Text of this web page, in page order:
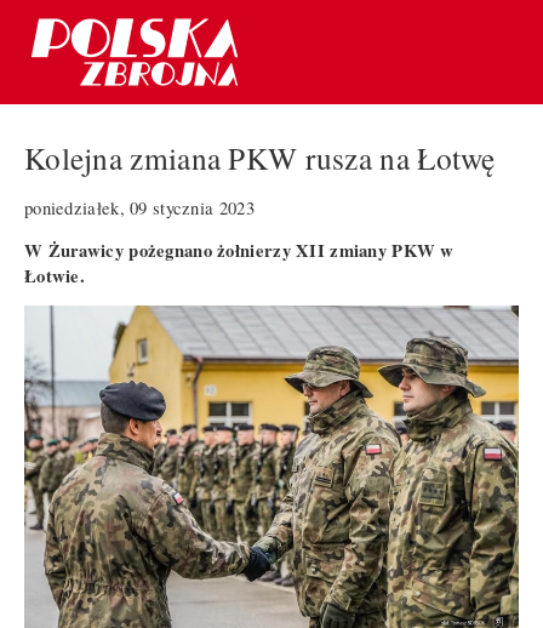
Kolejna zmiana PKW rusza na Łotwę
poniedziałek, 09 stycznia 2023
W Żurawicy pożegnano żołnierzy XII zmiany PKW w
Łotwie.